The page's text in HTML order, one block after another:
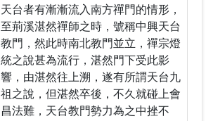
天台者有漸漸流入南方禪門的情形，
至荊溪湛然禪師之時，號稱中興天台
教門，然此時南北教門並立，禪宗燈
統之說甚為流行，湛然門下受此影
響，由湛然往上溯，遂有所謂天台九
祖之說，但湛然卒後，不久就碰上會
昌法難，天台教門勢力為之中挫不